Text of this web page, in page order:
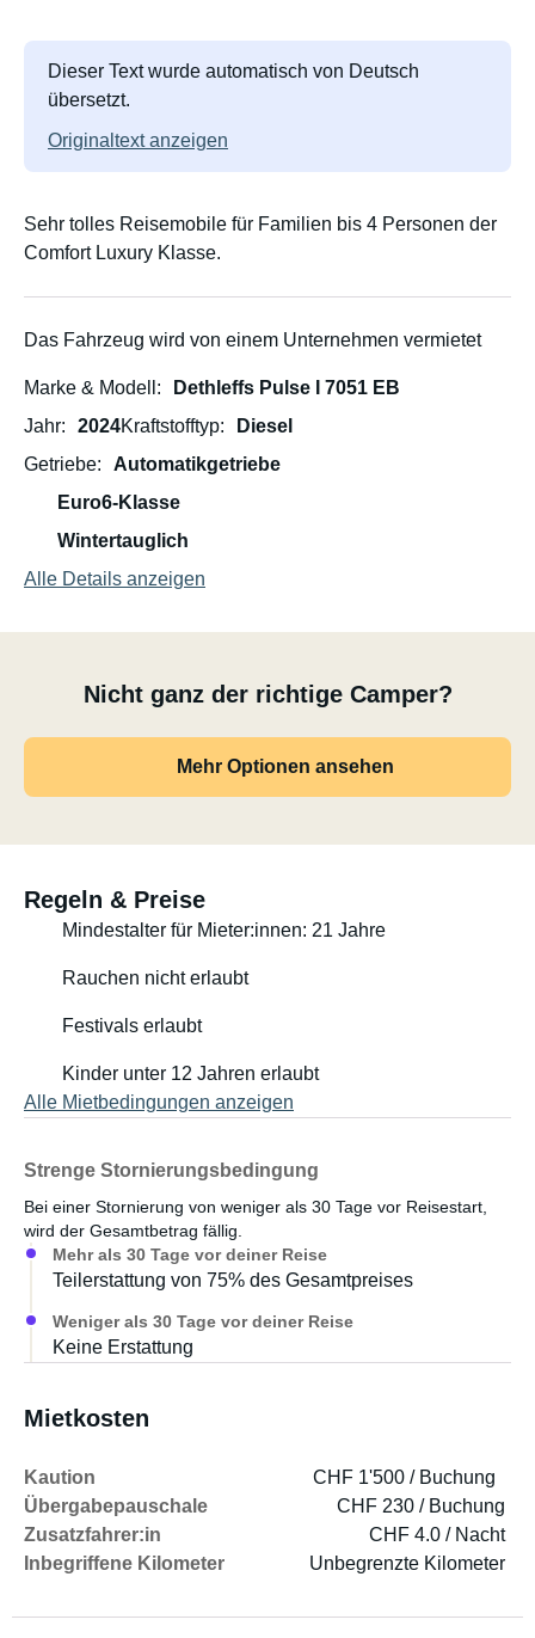
Dieser Text wurde automatisch von Deutsch
übersetzt.
Originaltext anzeigen
Sehr tolles Reisemobile für Familien bis 4 Personen der
Comfort Luxury Klasse.
Das Fahrzeug wird von einem Unternehmen vermietet
Marke & Modell
Dethleffs Pulse I 7051 EB
Jahr
2024Kraftstofftyp
Diesel
Getriebe
Automatikgetriebe
Euro6-Klasse
Wintertauglich
Alle Details anzeigen
Nicht ganz der richtige Camper?
Mehr Optionen ansehen
Regeln & Preise
Mindestalter für Mieter:innen: 21 Jahre
Rauchen nicht erlaubt
Festivals erlaubt
Kinder unter 12 Jahren erlaubt
Alle Mietbedingungen anzeigen
Strenge Stornierungsbedingung
Bei einer Stornierung von weniger als 30 Tage vor Reisestart,
wird der Gesamtbetrag fällig.
Mehr als 30 Tage vor deiner Reise
Teilerstattung von 75% des Gesamtpreises
Weniger als 30 Tage vor deiner Reise
Keine Erstattung
Mietkosten
Kaution
CHF 1'500 / Buchung
Übergabepauschale
CHF 230 / Buchung
Zusatzfahrer:in
CHF 4.0 / Nacht
Inbegriffene Kilometer
Unbegrenzte Kilometer